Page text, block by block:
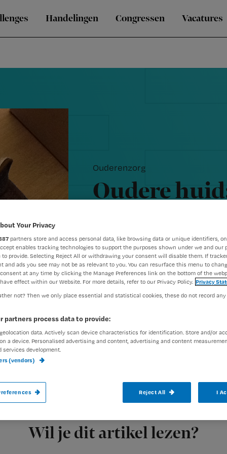
Handelingen Congressen Vacatures
moeilijk helende
Ouderenzorg
Oudere
tears en
Auteur:Redactie Nursing3 april
Wil je dit artikel lezen?
veranderingen van de oudere huid zijn
afwijkingen kunnen pijnlijk zijn of
In deel 2 van dit tweeluik aandacht
maceratio cutis (vochtletsel) en
Your Privacy
partners store and access personal data, like browsing data or unique identifiers,
enables tracking technologies to support the purposes shown under we and our
to provide. Selecting Reject All or withdrawing your consent will disable them. If
and ads you see may not be as relevant to you. You can resurface this menu to
at any time by clicking the Manage Preferences link on the bottom of the
effect within our Website. For more details, refer to our Privacy Policy. Privacy
not? Then we only place essential and statistical cookies, these do not record
partners process data to provide:
data. Actively scan device characteristics for identification. Store and/or
a device. Personalised advertising and content, advertising and content
services development.
(vendors)
Reject All I